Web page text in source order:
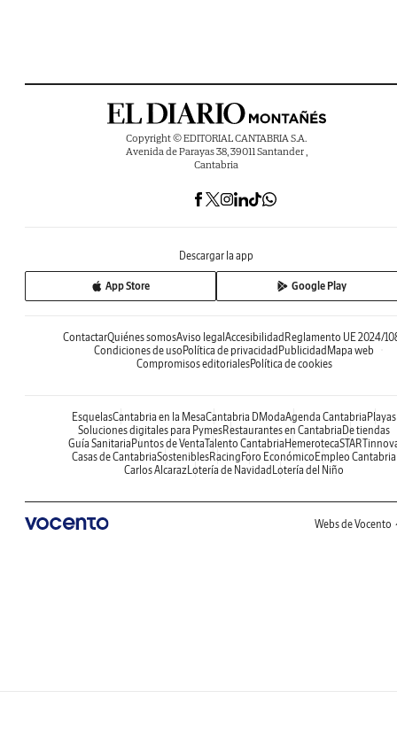
Copyright © EDITORIAL CANTABRIA S.A.
Avenida de Parayas 38, 39011 Santander ,
Cantabria
Descargar la app
App Store Google Play
ContactarQuiénes somosAviso legalAccesibilidadReglamento UE 2024/
Condiciones de usoPolítica de privacidadPublicidadMapa web
Compromisos editorialesPolítica de cookies
EsquelasCantabria en la MesaCantabria DModaAgenda CantabriaPlayas
Soluciones digitales para PymesRestaurantes en CantabriaDe tiendas
Guía SanitariaPuntos de VentaTalento CantabriaHemeroteca
Casas de CantabriaSosteniblesRacingForo EconómicoEmpleo Cantabria
Carlos AlcarazLotería de NavidadLotería del Niño
Webs de Vocento